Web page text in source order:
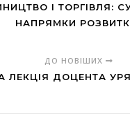
І ТОРГІВЛЯ:
НАПРЯМКИ
ДО НОВІШИХ
ЛЕКЦІЯ ДОЦЕНТА